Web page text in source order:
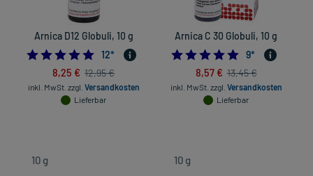
Arnica D12 Globuli, 10 g
5.0
12*
8,25 € 12,95 €
inkl. MwSt. zzgl. Versandkosten
Lieferbar
Arnica C 30 Globuli, 10 g
9*
8,57 € 13,45 €
inkl. MwSt. zzgl. Versandkosten
Lieferbar